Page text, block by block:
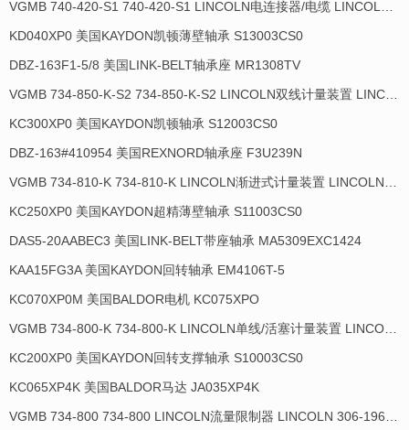
KD040XP0 美国KAYDON凯顿薄壁轴承 S13003CS0
DBZ-163F1-5/8 美国LINK-BELT轴承座 MR1308TV
KC300XP0 美国KAYDON凯顿轴承 S12003CS0
DBZ-163#410954 美国REXNORD轴承座 F3U239N
KC250XP0 美国KAYDON超精薄壁轴承 S11003CS0
DAS5-20AABEC3 美国LINK-BELT带座轴承 MA5309EXC1424
KAA15FG3A 美国KAYDON回转轴承 EM4106T-5
KC070XP0M 美国BALDOR电机 KC075XPO
KC200XP0 美国KAYDON回转支撑轴承 S10003CS0
KC065XP4K 美国BALDOR马达 JA035XP4K